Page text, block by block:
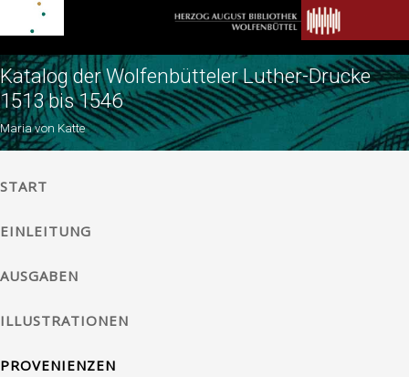
Katalog der Wolfenbütteler Luther-Drucke
1513 bis 1546
Maria von Katte
START
EINLEITUNG
AUSGABEN
ILLUSTRATIONEN
PROVENIENZEN